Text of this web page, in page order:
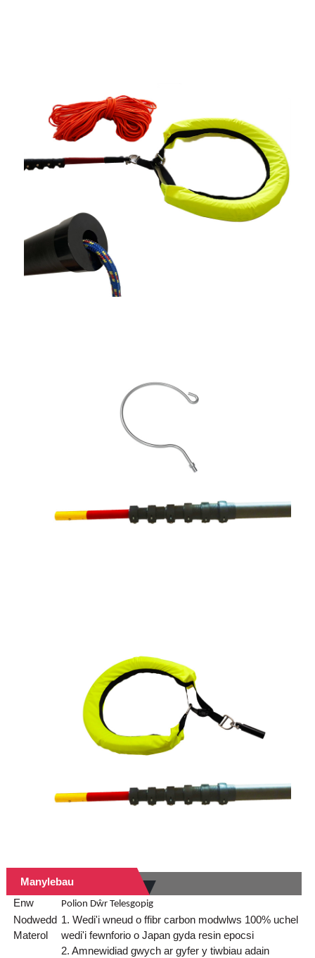
Manylebau
Enw
Polion Dŵr Telesgopig
Nodwedd
Materol
1. Wedi'i wneud o ffibr carbon modwlws 100% uchel
wedi'i fewnforio o Japan gyda resin epocsi
2. Amnewidiad gwych ar gyfer y tiwbiau adain